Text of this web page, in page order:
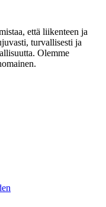
että liikenteen ja
turvallisesti ja
Olemme